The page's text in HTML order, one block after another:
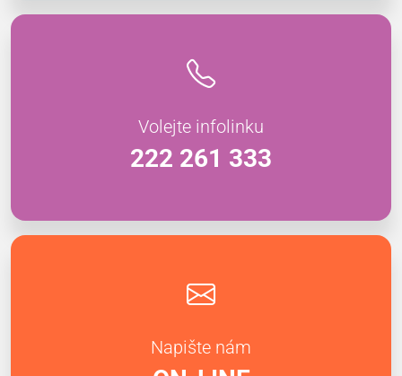
Volejte infolinku
222 261 333
Napište nám